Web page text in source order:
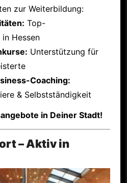
zur Weiterbildung:
Top-
Hessen
Unterstützung für
Coaching:
& Selbstständigkeit
in Deiner Stadt!
– Aktiv in